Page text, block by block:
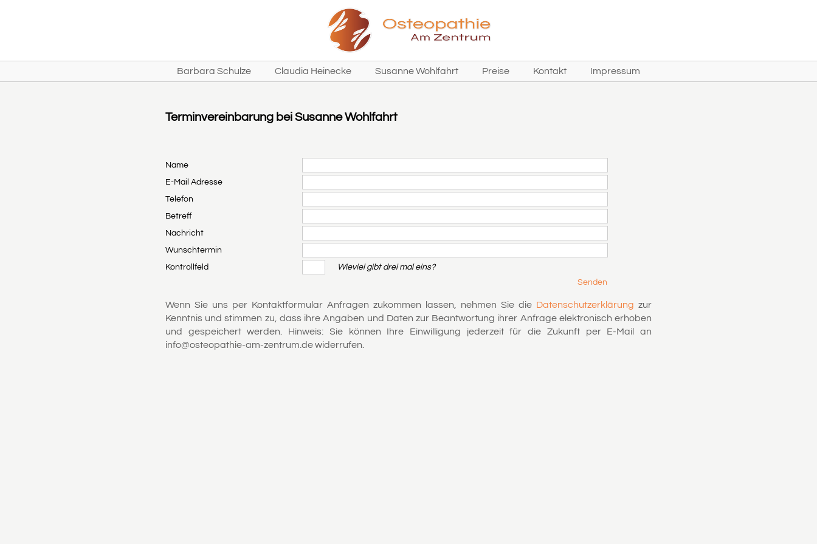
Barbara Schulze Claudia Heinecke Susanne Wohlfahrt Preise Kontakt Impressum
Terminvereinbarung bei Susanne Wohlfahrt
Name
E-Mail Adresse
Telefon
Betreff
Nachricht
Wunschtermin
Kontrollfeld
Wieviel gibt drei mal eins?
Senden
Wenn Sie uns per Kontaktformular Anfragen zukommen lassen, nehmen Sie die Datenschutzerklärung zur
Kenntnis und stimmen zu, dass ihre Angaben und Daten zur Beantwortung ihrer Anfrage elektronisch erhoben
und gespeichert werden. Hinweis: Sie können Ihre Einwilligung jederzeit für die Zukunft per E-Mail an
info@osteopathie-am-zentrum.de widerrufen.